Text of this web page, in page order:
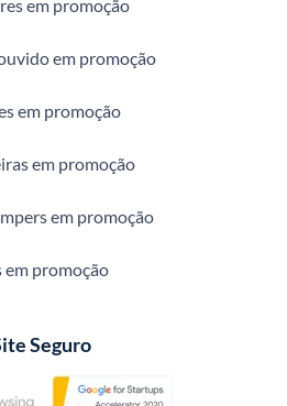
em promoção
em promoção
em promoção
em promoção
em promoção
em promoção
Seguro